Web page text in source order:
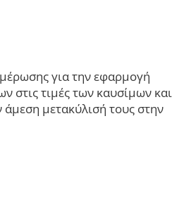
για την εφαρμογή
στις τιμές των καυσίμων και
μετακύλισή τους στην